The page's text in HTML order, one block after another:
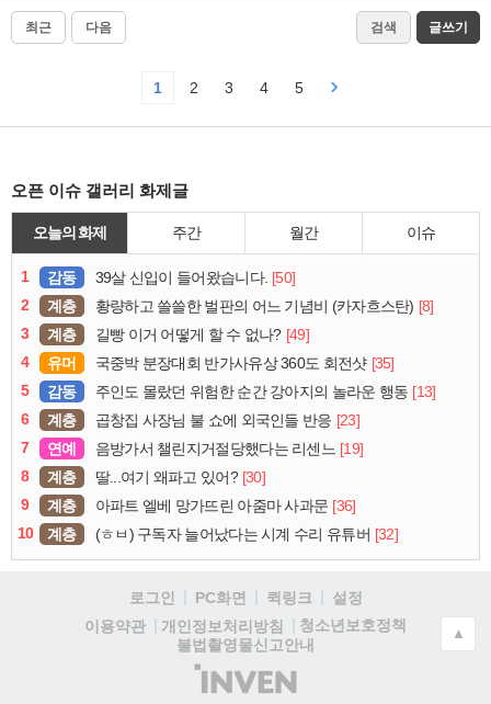
최근 다음 검색 글쓰기
1 2 3 4 5
오픈 이슈 갤러리 화제글
오늘의 화제 주간 월간 이슈
1 감동 39살 신입이 들어왔습니다. [50]
2
계층 황량하고 쓸쓸한 벌판의 어느 기념비 (카자흐스탄) [8]
3
계층 길빵 이거 어떻게 할 수 없나? [49]
4
유머 국중박 분장대회 반가사유상 360도 회전샷 [35]
5
감동 주인도 몰랐던 위험한 순간 강아지의 놀라운 행동 [13]
6
계층 곱창집 사장님 불 쇼에 외국인들 반응 [23]
7
연예 음방가서 챌린지거절당했다는 리센느 [19]
8
계층 딸...여기 왜파고 있어? [30]
9
계층 아파트 엘베 망가뜨린 아줌마 사과문 [36]
10
계층 (ㅎㅂ) 구독자 늘어났다는 시계 수리 유튜버 [32]
로그인 PC화면 퀵링크
설정
이용약관
개인정보처리방침
청소년보호정책
불법촬영물신고안내
(주)
인
▲